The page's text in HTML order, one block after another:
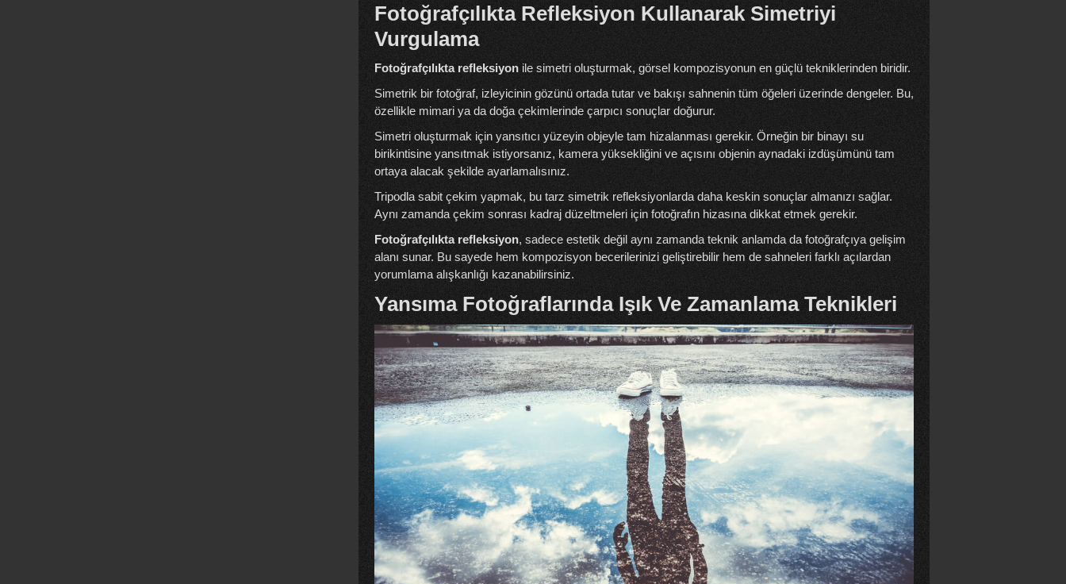
Fotoğrafçılıkta Refleksiyon Kullanarak Simetriyi
Vurgulama
Fotoğrafçılıkta refleksiyonile simetri oluşturmak, görsel kompozisyonun en güçlü tekniklerinden biridir.
Simetrik bir fotoğraf, izleyicinin gözünü ortada tutar ve bakışı sahnenin tüm öğeleri üzerinde dengeler. Bu,
özellikle mimari ya da doğa çekimlerinde çarpıcı sonuçlar doğurur.
Simetri oluşturmak için yansıtıcı yüzeyin objeyle tam hizalanması gerekir. Örneğin bir binayı su
birikintisine yansıtmak istiyorsanız, kamera yüksekliğini ve açısını objenin aynadaki izdüşümünü tam
ortaya alacak şekilde ayarlamalısınız.
Tripodla sabit çekim yapmak, bu tarz simetrik refleksiyonlarda daha keskin sonuçlar almanızı sağlar.
Aynı zamanda çekim sonrası kadraj düzeltmeleri için fotoğrafın hizasına dikkat etmek gerekir.
Fotoğrafçılıkta refleksiyon, sadece estetik değil aynı zamanda teknik anlamda da fotoğrafçıya gelişim
alanı sunar. Bu sayede hem kompozisyon becerilerinizi geliştirebilir hem de sahneleri farklı açılardan
yorumlama alışkanlığı kazanabilirsiniz.
Yansıma Fotoğraflarında Işık Ve Zamanlama Teknikleri